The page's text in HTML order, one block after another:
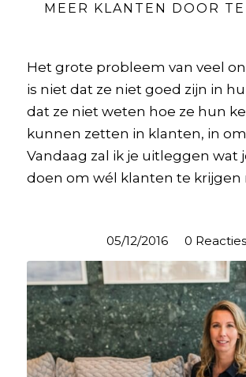
MEER KLANTEN DOOR
Het grote probleem van veel
is niet dat ze niet goed zijn in
dat ze niet weten hoe ze hun
kunnen zetten in klanten, in
Vandaag zal ik je uitleggen wat
doen om wél klanten te krijgen
05/12/2016
/ 0 Reacties